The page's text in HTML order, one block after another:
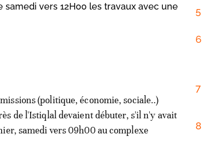
vers 12H00 les travaux avec une
(politique, économie, sociale..)
de l'Istiqlal devaient débuter, s'il n'y avait
samedi vers 09h00 au complexe
5
6
7
8